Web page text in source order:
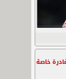
خاصة